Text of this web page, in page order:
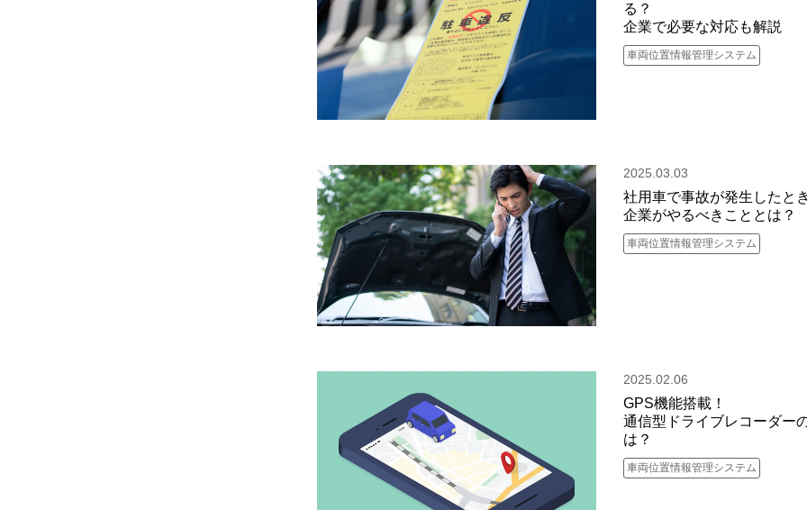
る？
企業で必要な対応も解説
車両位置情報管理システム
2025.03.03
社用車で事故が発生したと
企業がやるべきこととは？
車両位置情報管理システム
2025.02.06
GPS機能搭載！
通信型ドライブレコーダー
は？
車両位置情報管理システム